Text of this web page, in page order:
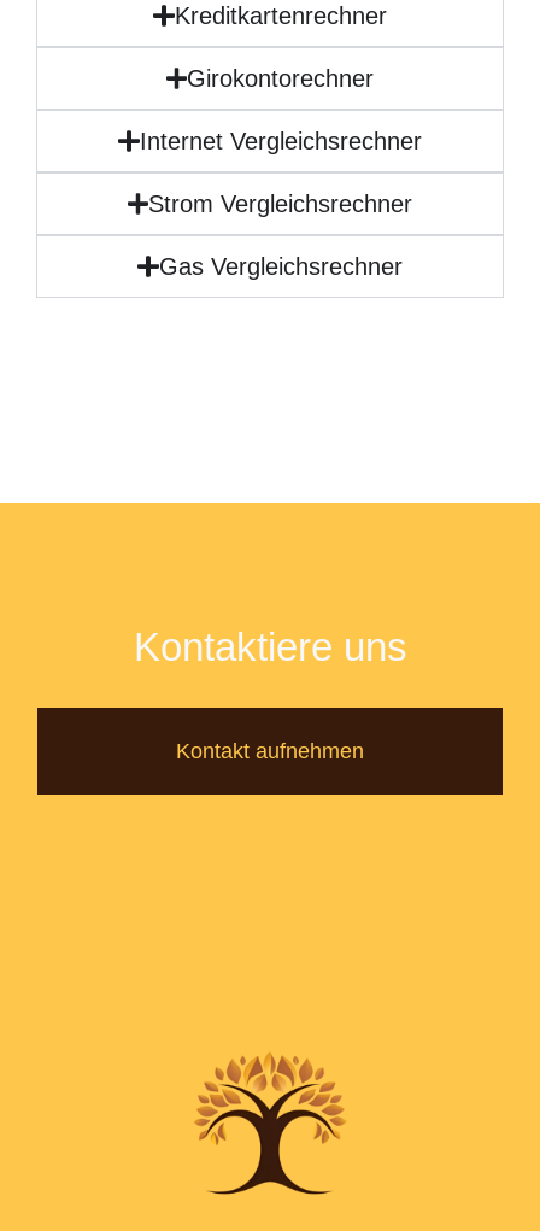
Kreditkartenrechner
Girokontorechner
Internet Vergleichsrechner
Strom Vergleichsrechner
Gas Vergleichsrechner
Kontaktiere uns
Kontakt aufnehmen